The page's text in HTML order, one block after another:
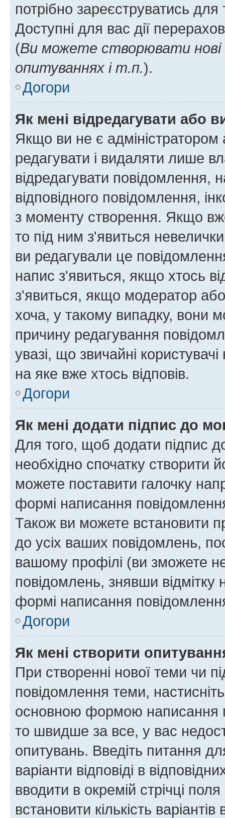
потрібно зареєструватись
Доступні для вас дії
(Ви можете створювати
опитуваннях і т.п.).
Догори
Як мені відредагувати або
Якщо ви не є
редагувати і видаляти лише
відредагувати повідомлення,
відповідного повідомлення,
з моменту створення. Якщо
то під ним з'явиться
ви редагували це
напис з'явиться, якщо хтось
з'явиться, якщо модератор
хоча, у такому випадку, вони
причину редагування
увазі, що звичайні
на яке вже хтось відповів.
Догори
Як мені додати підпис до
Для того, щоб додати підпис
необхідно спочатку створити
можете поставити галочку
формі написання
Також ви можете встановити
до усіх ваших повідомлень,
вашому профілі (ви зможете
повідомлень, знявши відмітку
формі написання
Догори
Як мені створити
При створенні нової теми чи
повідомлення теми,
основною формою написання
то швидше за все, у вас
опитувань. Введіть питання
варіанти відповіді в
вводити в окремій стрічці
встановити кількість